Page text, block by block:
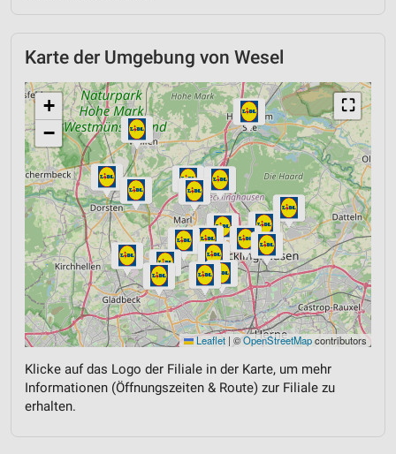
Karte der Umgebung von Wesel
⛶
+
−
Leaflet | ©OpenStreetMapcontributors
Klicke auf das Logo der Filiale in der Karte, um mehr
Informationen (Öffnungszeiten & Route) zur Filiale zu
erhalten.